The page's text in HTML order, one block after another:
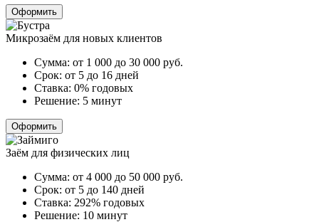
Оформить
Микрозаём для новых клиентов
Сумма: от 1 000 до 30 000 руб.
Срок: от 5 до 16 дней
Ставка: 0% годовых
Решение: 5 минут
Оформить
Заём для физических лиц
Сумма: от 4 000 до 50 000 руб.
Срок: от 5 до 140 дней
Ставка: 292% годовых
Решение: 10 минут